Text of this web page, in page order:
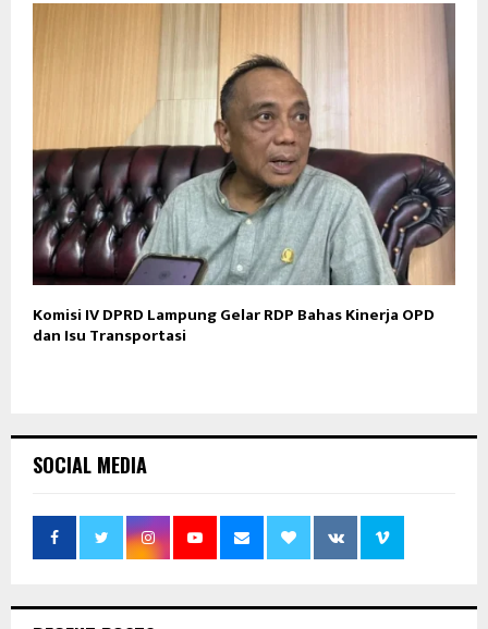
Komisi IV DPRD Lampung Gelar RDP Bahas Kinerja OPD
dan Isu Transportasi
SOCIAL MEDIA